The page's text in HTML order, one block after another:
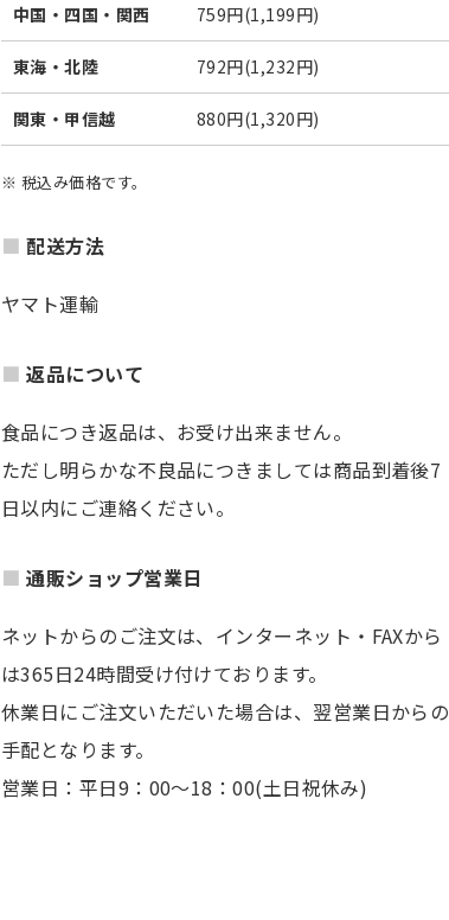
中国・四国・関西 759円(1,199円)
東海・北陸 792円(1,232円)
関東・甲信越 880円(1,320円)
※ 税込み価格です。
配送方法
ヤマト運輸
返品について
食品につき返品は、お受け出来ません。
ただし明らかな不良品につきましては商品到着後7
日以内にご連絡ください。
通販ショップ営業日
ネットからのご注文は、インターネット・FAXから
は365日24時間受け付けております。
休業日にご注文いただいた場合は、翌営業日からの
手配となります。
営業日：平日9：00～18：00(土日祝休み)